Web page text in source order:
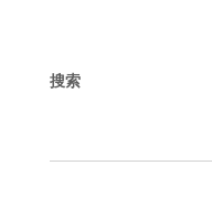
搜索